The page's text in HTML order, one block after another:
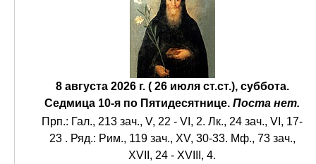
8 августа 2026 г. ( 26 июля ст.ст.), суббота.
Седмица 10-я по Пятидесятнице. Поста нет.
Прп.: Гал., 213 зач., V, 22 - VI, 2. Лк., 24 зач., VI, 17-
23 . Ряд.: Рим., 119 зач., XV, 30-33. Мф., 73 зач.,
XVII, 24 - XVIII, 4.